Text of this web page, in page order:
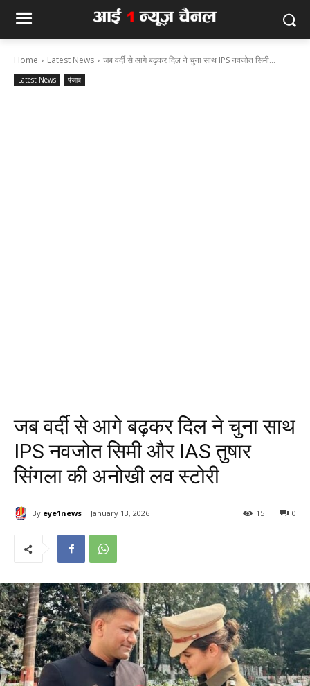
Home Latest News जब वर्दी से आगे बढ़कर दिल ने चुना साथ IPS नवजोत सिमी...
Latest News पंजाब
जब वर्दी से आगे बढ़कर दिल ने चुना साथ
IPS नवजोत सिमी और IAS तुषार
सिंगला की अनोखी लव स्टोरी
By eye1news January 13, 2026 0
15